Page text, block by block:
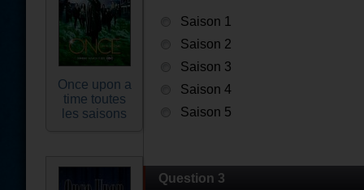
Once upon a
time toutes
les saisons
Saison 1
Saison 2
Saison 3
Saison 4
Saison 5
Question 3